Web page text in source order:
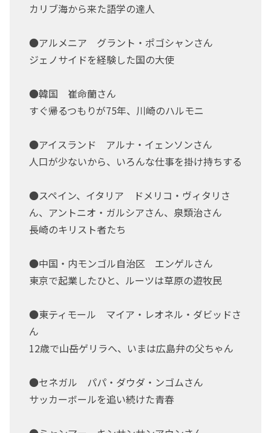
カリブ海から来た語学の達人
●アルメニア グラント・ポゴシャンさん
ジェノサイドを経験した国の大使
●韓国 崔命蘭さん
すぐ帰るつもりが75年、川崎のハルモニ
●アイスランド アルナ・イェンソンさん
人口が少ないから、いろんな仕事を掛け持ちする
●スペイン、イタリア ドメリコ・ヴィタリさ
ん、アントニオ・ガルシアさん、泉類治さん
長崎のキリスト者たち
●中国・内モンゴル自治区 エンゲルさん
東京で起業したひと、ルーツは草原の遊牧民
●東ティモール マイア・レオネル・ダビッドさ
ん
12歳で山岳ゲリラへ、いまは広島弁の父ちゃん
●セネガル パパ・ダウダ・ンゴムさん
サッカーボールを追い続けた青春